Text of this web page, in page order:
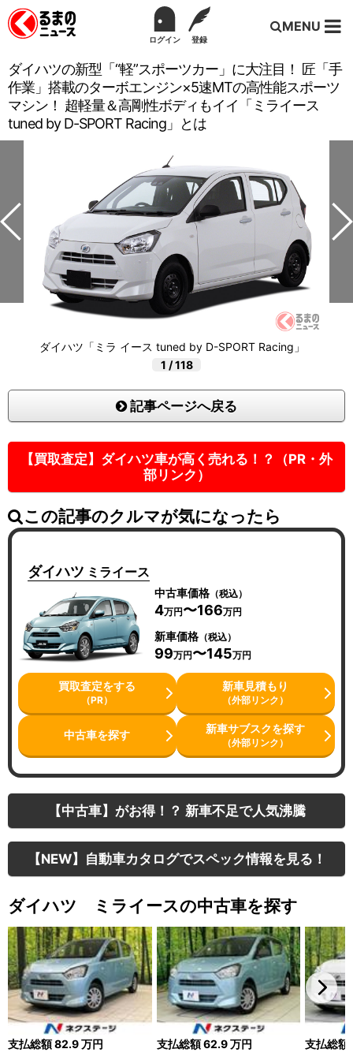
ログイン 登録
MENU
ダイハツの新型「“軽”スポーツカー」に大注目！ 匠「手
作業」搭載のターボエンジン×5速MTの高性能スポーツ
マシン！ 超軽量＆高剛性ボディもイイ「ミライース
tuned by D-SPORT Racing」とは
ダイハツ「ミラ イース tuned by D-SPORT Racing」
1 /118
記事ページへ戻る
【買取査定】ダイハツ車が高く売れる！？（PR・外
部リンク）
この記事のクルマが気になったら
ダイハツ ミライース
中古車価格（税込）
4万円〜166万円
新車価格（税込）
99万円〜145万円
買取査定をする
（PR）
新車見積もり
（外部リンク）
中古車を探す 新車サブスクを探す
（外部リンク）
【中古車】がお得！？ 新車不足で人気沸騰
【NEW】自動車カタログでスペック情報を見る！
ダイハツ ミライースの中古車を探す
支払総額82.9万円 支払総額62.9万円 支払総額